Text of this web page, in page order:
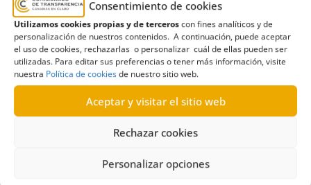
Consentimiento de cookies
Utilizamos cookies propias y de terceroscon fines analíticos y de
personalización de nuestros contenidos. A continuación, puede aceptar
el uso de cookies, rechazarlas o personalizar cuál de ellas pueden ser
utilizadas. Para editar sus preferencias o tener más información, visite
nuestra Política de cookiesde nuestro sitio web.
Aceptar y visitar el sitio web
Rechazar cookies
Personalizar opciones